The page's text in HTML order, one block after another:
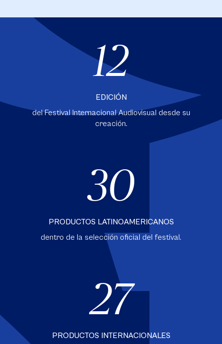
12
EDICIÓN
del Festival Internacional Audiovisual desde su
creación.
30
PRODUCTOS LATINOAMERICANOS
dentro de la selección oficial del festival.
27
PRODUCTOS INTERNACIONALES